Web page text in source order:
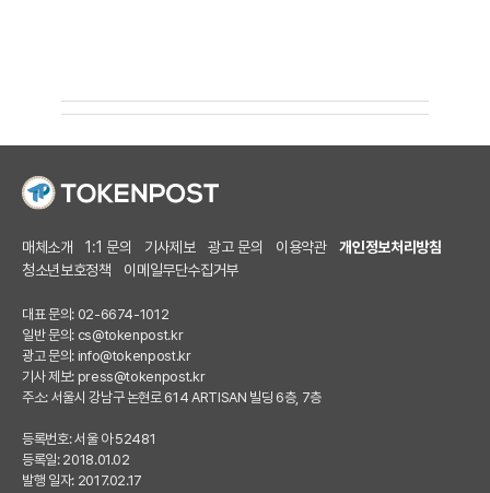
매체소개 1:1 문의 기사제보 광고 문의 이용약관
개인정보처리방침
청소년보호정책
이메일무단수집거부
대표 문의: 02-6674-1012
일반 문의: cs@tokenpost.kr
광고 문의: info@tokenpost.kr
기사 제보: press@tokenpost.kr
주소: 서울시 강남구 논현로 614 ARTISAN 빌딩 6층, 7층
등록번호: 서울 아 52481
등록일: 2018.01.02
발행 일자: 2017.02.17